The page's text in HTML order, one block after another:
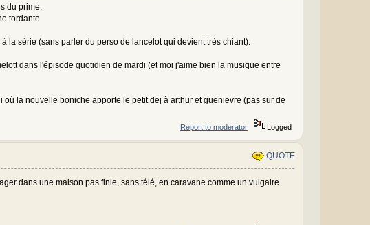
du prime.
tordante
la série (sans parler du perso de lancelot qui devient très chiant).
dans l'épisode quotidien de mardi (et moi j'aime bien la musique entre
la nouvelle boniche apporte le petit dej à arthur et guenievre (pas sur de
Report to moderator Logged
QUOTE
dans une maison pas finie, sans télé, en caravane comme un vulgaire